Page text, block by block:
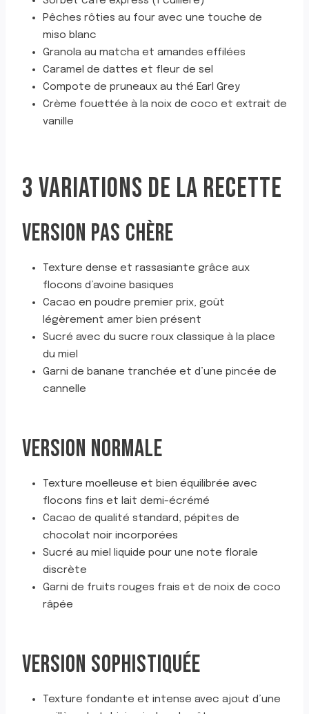
Pêches rôties au four avec une touche de
miso blanc
Granola au matcha et amandes effilées
Caramel de dattes et fleur de sel
Compote de pruneaux au thé Earl Grey
Crème fouettée à la noix de coco et extrait de
vanille
3 VARIATIONS DE LA RECETTE
VERSION PAS CHÈRE
Texture dense et rassasiante grâce aux
flocons d’avoine basiques
Cacao en poudre premier prix, goût
légèrement amer bien présent
Sucré avec du sucre roux classique à la place
du miel
Garni de banane tranchée et d’une pincée de
cannelle
VERSION NORMALE
Texture moelleuse et bien équilibrée avec
flocons fins et lait demi-écrémé
Cacao de qualité standard, pépites de
chocolat noir incorporées
Sucré au miel liquide pour une note florale
discrète
Garni de fruits rouges frais et de noix de coco
râpée
VERSION SOPHISTIQUÉE
Texture fondante et intense avec ajout d’une